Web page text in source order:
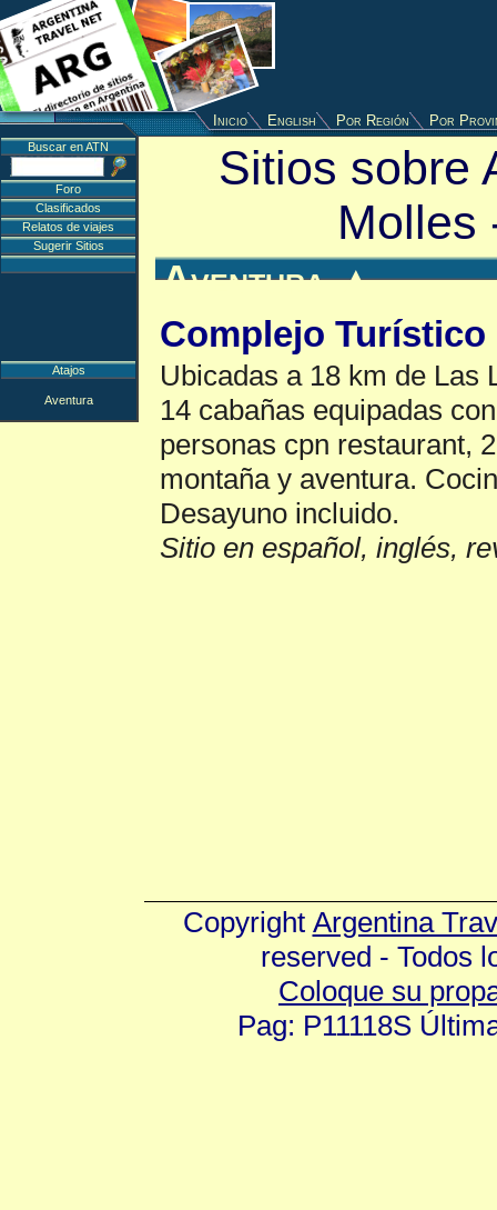
Inicio English Por Región Por
Sitios sobre
Aventura▲
Complejo Turístico
Ubicadas a 18 km de Las
14 cabañas equipadas
personas cpn restaurant,
montaña y aventura.
Desayuno incluido.
Sitio en español, inglés,
Buscar en ATN
Foro
Clasificados
Relatos de viajes
Sugerir Sitios
Atajos
Aventura
Copyright Argentina
reserved - Todos
Coloque su
Pag: P11118S